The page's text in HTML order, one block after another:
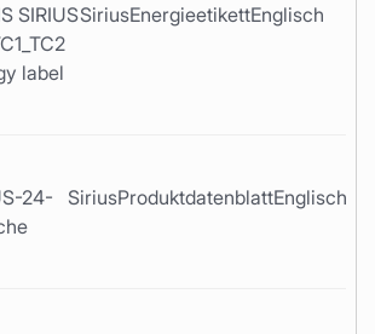
SIRIUS
label
SiriusEnergieetikettEnglisch
24-
SiriusProduktdatenblattEnglisch